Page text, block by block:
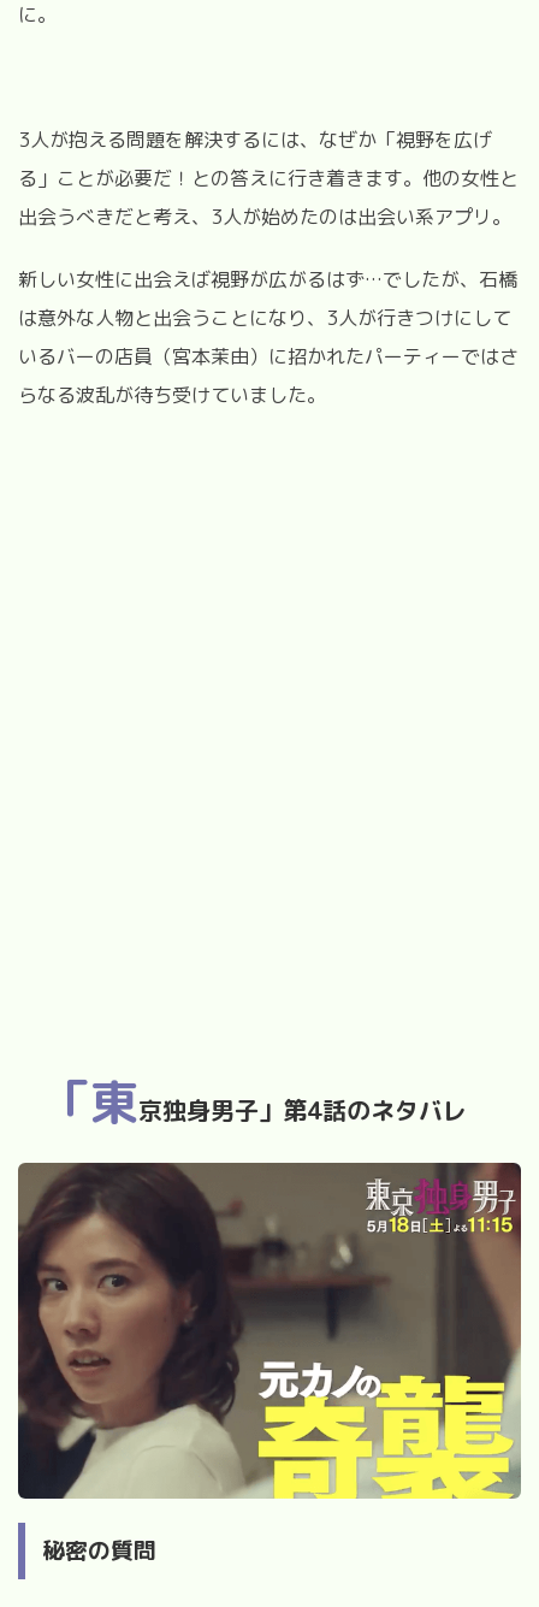
に。
3人が抱える問題を解決するには、なぜか「視野を広げ
る」ことが必要だ！との答えに行き着きます。他の女性と
出会うべきだと考え、 3人が始めたのは出会い系アプリ。
新しい女性に出会えば視野が広がるはず…でしたが、石橋
は意外な人物と出会うことになり、 3人が行きつけにして
いるバーの店員（宮本茉由）に招かれたパーティーではさ
らなる波乱が待ち受けていました。
「東京独身男子」第4話のネタバレ
秘密の質問